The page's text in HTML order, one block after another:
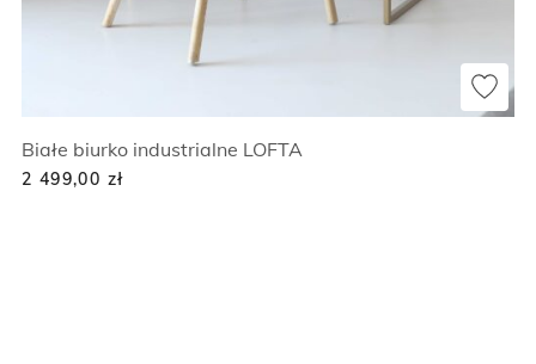
Białe biurko industrialne LOFTA
2 499,00 zł